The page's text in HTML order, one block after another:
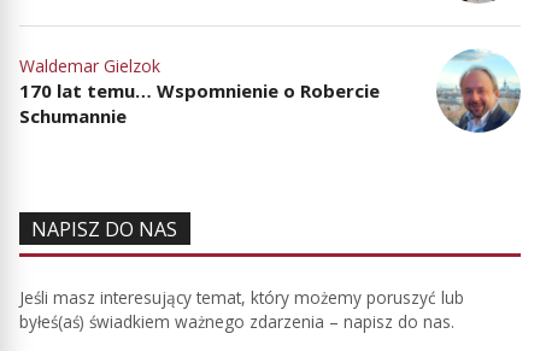
Waldemar Gielzok
170 lat temu… Wspomnienie o Robercie
Schumannie
NAPISZ DO NAS
Jeśli masz interesujący temat, który możemy poruszyć lub
byłeś(aś) świadkiem ważnego zdarzenia – napisz do nas.